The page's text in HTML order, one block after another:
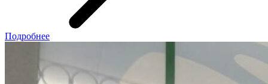
Подробнее